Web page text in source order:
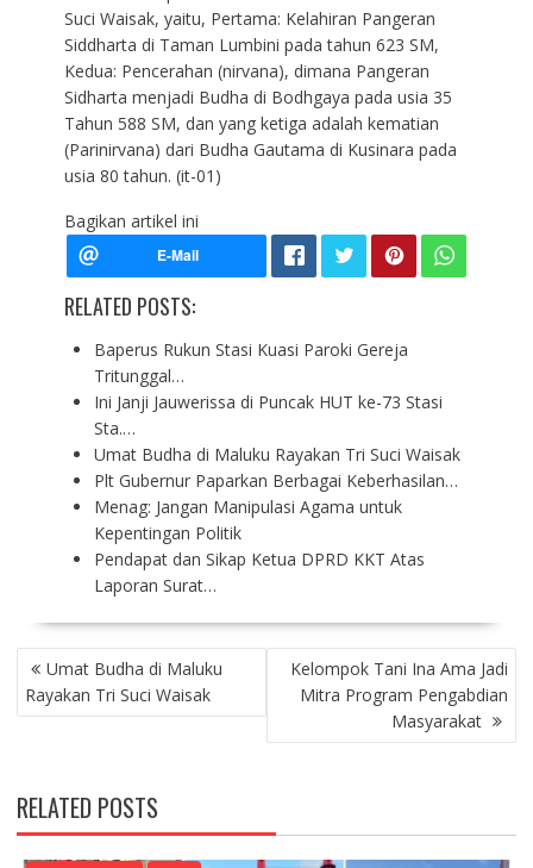
Suci Waisak, yaitu, Pertama: Kelahiran Pangeran
Siddharta di Taman Lumbini pada tahun 623 SM,
Kedua: Pencerahan (nirvana), dimana Pangeran
Sidharta menjadi Budha di Bodhgaya pada usia 35
Tahun 588 SM, dan yang ketiga adalah kematian
(Parinirvana) dari Budha Gautama di Kusinara pada
usia 80 tahun. (it-01)
Bagikan artikel ini
RELATED POSTS:
Baperus Rukun Stasi Kuasi Paroki Gereja
Tritunggal…
Ini Janji Jauwerissa di Puncak HUT ke-73 Stasi
Sta.…
Umat Budha di Maluku Rayakan Tri Suci Waisak
Plt Gubernur Paparkan Berbagai Keberhasilan…
Menag: Jangan Manipulasi Agama untuk
Kepentingan Politik
Pendapat dan Sikap Ketua DPRD KKT Atas
Laporan Surat…
P
O
S
A
V
I
Umat Budha di Maluku
Rayakan Tri Suci Waisak
Kelompok Tani Ina Ama Jadi
Mitra Program Pengabdian
Masyarakat
RELATED POSTS